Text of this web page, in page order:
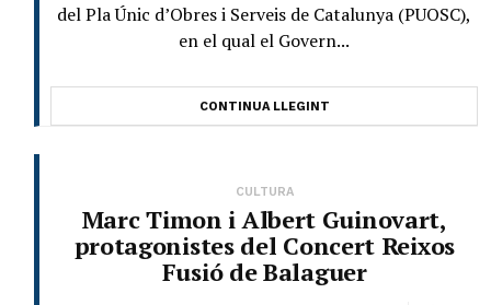
del Pla Únic d’Obres i Serveis de Catalunya (PUOSC),
en el qual el Govern...
CONTINUA LLEGINT
CULTURA
Marc Timon i Albert Guinovart,
protagonistes del Concert Reixos
Fusió de Balaguer